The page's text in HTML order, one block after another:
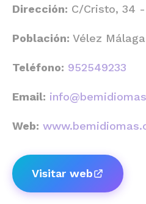
Dirección: C/Cristo, 34
Población: Vélez
Teléfono: 952549233
Email:
Web:
Visitar web